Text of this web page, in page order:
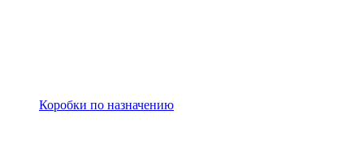
Коробки по назначению